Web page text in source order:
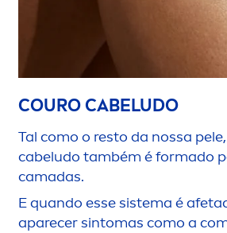
COURO CABELUDO
Tal como o resto da nossa
cabeludo também é formado
camadas.
E quando esse sistema é
aparecer sintomas como a